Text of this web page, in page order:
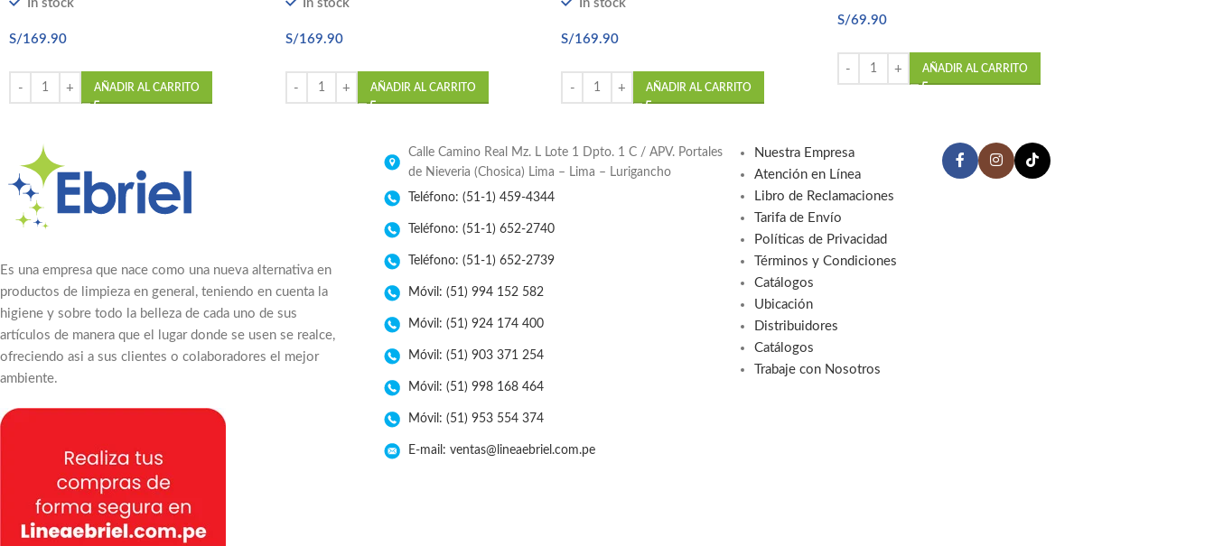
In stock
S/169.90
AÑADIR AL CARRITO
In stock
S/169.90
AÑADIR AL CARRITO
In stock
S/169.90
AÑADIR AL CARRITO
S/69.90
AÑADIR AL CARRITO
Es una empresa que nace como una nueva alternativa en
productos de limpieza en general, teniendo en cuenta la
higiene y sobre todo la belleza de cada uno de sus
artículos de manera que el lugar donde se usen se realce,
ofreciendo asi a sus clientes o colaboradores el mejor
ambiente.
Calle Camino Real Mz. L Lote 1 Dpto. 1 C / APV. Portales
de Nieveria (Chosica) Lima – Lima – Lurigancho
Teléfono: (51-1) 459-4344
Teléfono: (51-1) 652-2740
Teléfono: (51-1) 652-2739
Móvil: (51) 994 152 582
Móvil: (51) 924 174 400
Móvil: (51) 903 371 254
Móvil: (51) 998 168 464
Móvil: (51) 953 554 374
E-mail: ventas@lineaebriel.com.pe
Nuestra Empresa
Atención en Línea
Libro de Reclamaciones
Tarifa de Envío
Políticas de Privacidad
Términos y Condiciones
Catálogos
Ubicación
Distribuidores
Catálogos
Trabaje con Nosotros